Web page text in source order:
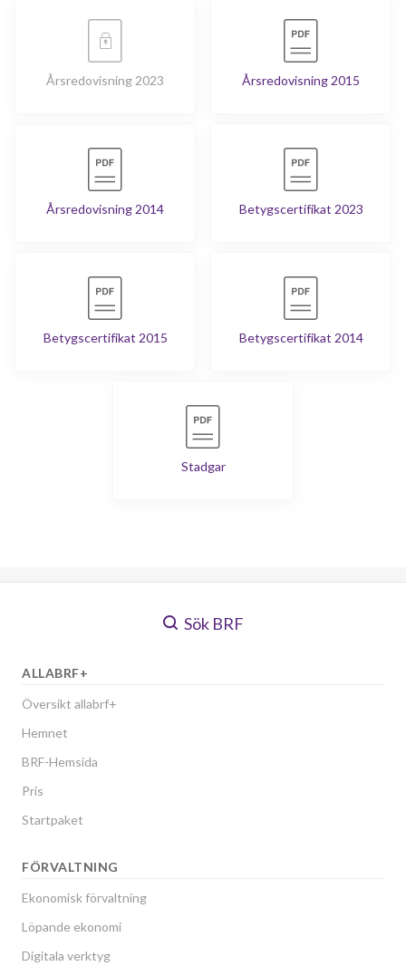
Årsredovisning 2023 Årsredovisning 2015
Årsredovisning 2014 Betygscertifikat 2023
Betygscertifikat 2015 Betygscertifikat 2014
Stadgar
Sök BRF
ALLABRF+
Översikt allabrf+
Hemnet
BRF-Hemsida
Pris
Startpaket
FÖRVALTNING
Ekonomisk förvaltning
Löpande ekonomi
Digitala verktyg